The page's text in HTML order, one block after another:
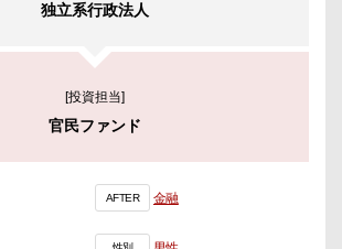
独立系行政法人
[投資担当]
官民ファンド
AFTER 金融